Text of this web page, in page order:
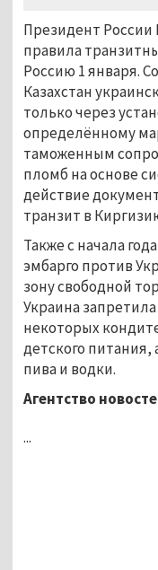
Президент
правила
Россию 1 января.
Казахстан
только через
определённому
таможенным
пломб на основе
действие
транзит в
Также с начала
эмбарго против
зону свободной
Украина
некоторых
детского питания,
пива и водки.
Агентство
...